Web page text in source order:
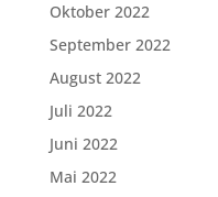
Oktober 2022
September 2022
August 2022
Juli 2022
Juni 2022
Mai 2022